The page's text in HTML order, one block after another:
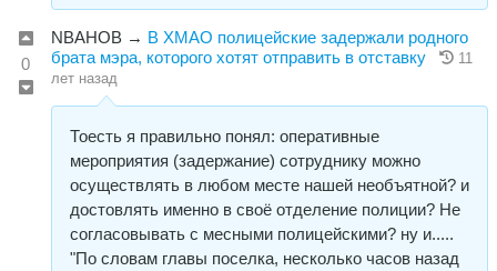
0
NBAHOB → В ХМАО полицейские задержали родного
брата мэра, которого хотят отправить в отставку
11
лет назад
Тоесть я правильно понял: оперативные
мероприятия (задержание) сотруднику можно
осуществлять в любом месте нашей необъятной? и
достовлять именно в своё отделение полиции? Не
согласовывать с месными полицейскими? ну и.....
"По словам главы поселка, несколько часов назад